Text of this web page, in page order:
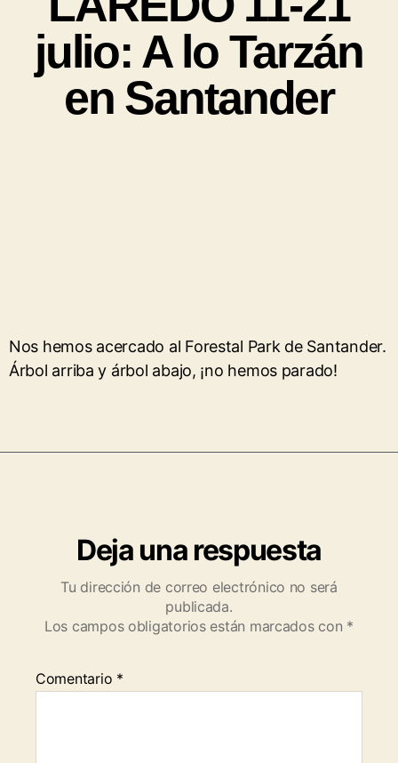
julio: A lo Tarzán
en Santander
Nos hemos acercado al Forestal Park de Santander.
Árbol arriba y árbol abajo, ¡no hemos parado!
Deja una respuesta
Tu dirección de correo electrónico no será
publicada.
Los campos obligatorios están marcados con *
Comentario *